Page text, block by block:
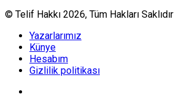
© Telif Hakkı 2026, Tüm Hakları Saklıdır
Yazarlarımız
Künye
Hesabım
Gizlilik politikası